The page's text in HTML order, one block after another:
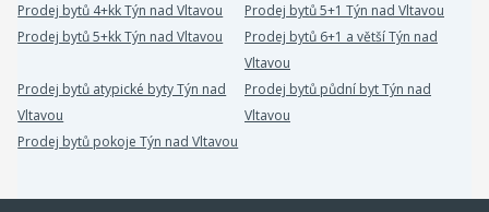
Prodej bytů 4+kk Týn nad Vltavou
Prodej bytů 5+1 Týn nad Vltavou
Prodej bytů 5+kk Týn nad Vltavou
Prodej bytů 6+1 a větší Týn nad
Vltavou
Prodej bytů atypické byty Týn nad
Vltavou
Prodej bytů půdní byt Týn nad
Vltavou
Prodej bytů pokoje Týn nad Vltavou